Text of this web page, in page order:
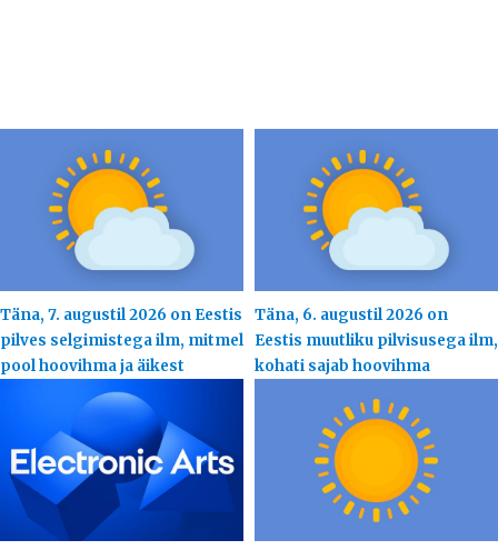
Täna, 7. augustil 2026 on Eestis
pilves selgimistega ilm, mitmel
pool hoovihma ja äikest
Täna, 6. augustil 2026 on
Eestis muutliku pilvisusega ilm,
kohati sajab hoovihma